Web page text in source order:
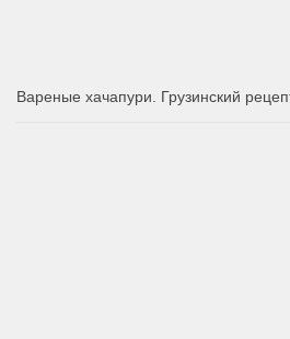
Вареные хачапури. Грузинский